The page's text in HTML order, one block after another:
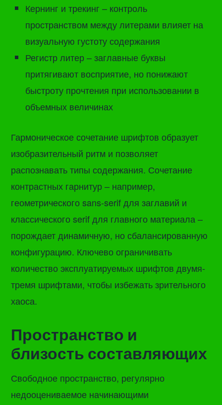
Кернинг и трекинг – контроль
пространством между литерами влияет на
визуальную густоту содержания
Регистр литер – заглавные буквы
притягивают восприятие, но понижают
быстроту прочтения при использовании в
объемных величинах
Гармоническое сочетание шрифтов образует
изобразительный ритм и позволяет
распознавать типы содержания. Сочетание
контрастных гарнитур – например,
геометрического sans-serif для заглавий и
классического serif для главного материала –
порождает динамичную, но сбалансированную
конфигурацию. Ключево ограничивать
количество эксплуатируемых шрифтов двумя-
тремя шрифтами, чтобы избежать зрительного
хаоса.
Пространство и
близость составляющих
Свободное пространство, регулярно
недооцениваемое начинающими